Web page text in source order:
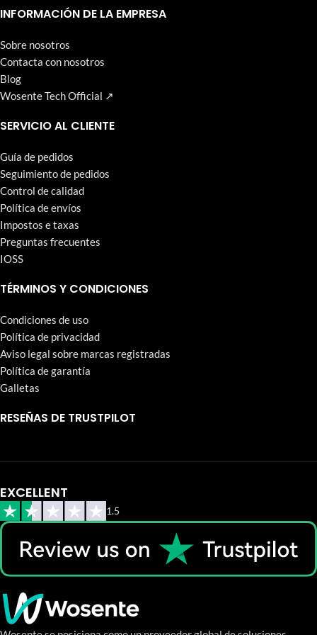
que Wosente-tech persigue incansablemente.
INFORMACIÓN DE LA EMPRESA
Sobre nosotros
Contacta con nosotros
Blog
Wosente Tech Official ↗
SERVICIO AL CLIENTE
Guía de pedidos
Seguimiento de pedidos
Control de calidad
Política de envíos
Impostos e taxas
Preguntas frecuentes
IOSS
TÉRMINOS Y CONDICIONES
Condiciones de uso
Política de privacidad
Aviso legal sobre marcas registradas
Política de garantía
Galletas
RESEÑAS DE TRUSTPILOT
EXCELLENT
1.5